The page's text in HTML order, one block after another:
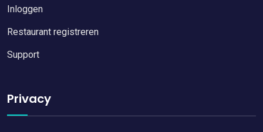
Inloggen
Restaurant registreren
Support
Privacy